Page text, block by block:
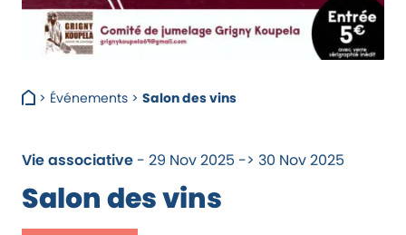
> Événements> Salon des vins
Vie associative - 29 Nov 2025 -> 30 Nov 2025
Salon des vins